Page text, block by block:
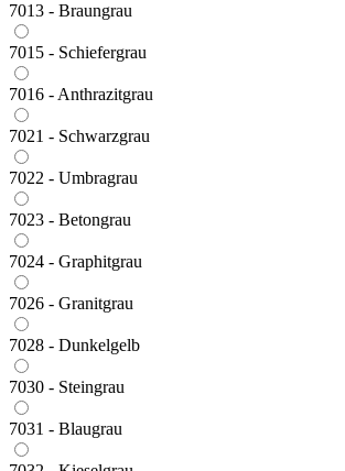
7013 - Braungrau
7015 - Schiefergrau
7016 - Anthrazitgrau
7021 - Schwarzgrau
7022 - Umbragrau
7023 - Betongrau
7024 - Graphitgrau
7026 - Granitgrau
7028 - Dunkelgelb
7030 - Steingrau
7031 - Blaugrau